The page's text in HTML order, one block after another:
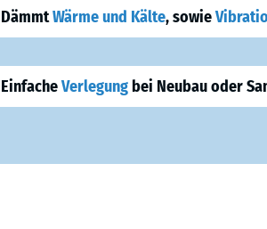
DämmtWärme und Kälte, sowie
EinfacheVerlegung bei Neubau oder